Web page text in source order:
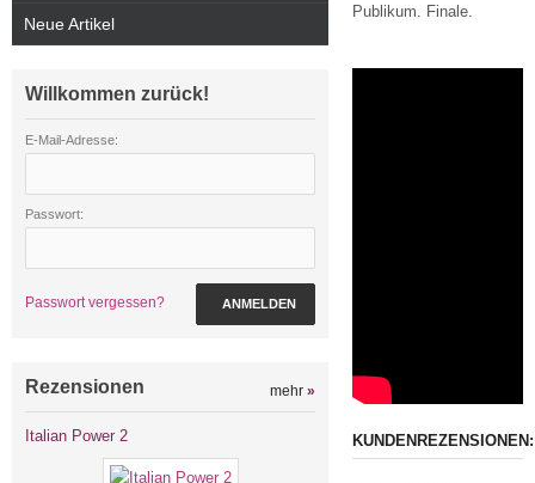
Publikum. Finale.
KUNDENREZENSIONEN:
Neue Artikel
Willkommen zurück!
E-Mail-Adresse:
Passwort:
Passwort vergessen? ANMELDEN
Rezensionen mehr »
Italian Power 2